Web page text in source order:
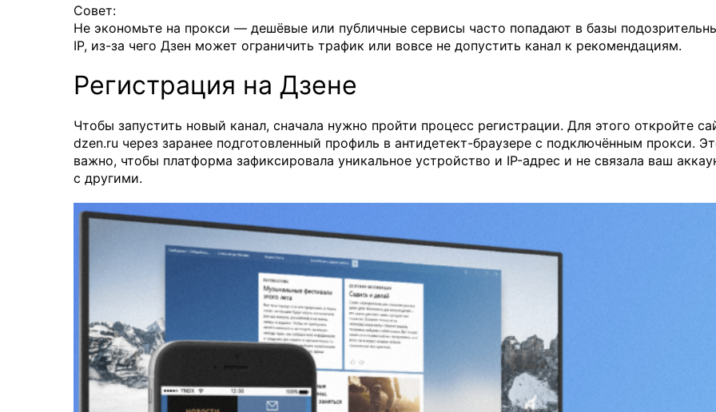
Совет:
Не экономьте на прокси — дешёвые или публичные сервисы часто попадают в базы
IP, из-за чего Дзен может ограничить трафик или вовсе не допустить канал к рекомендациям.
Регистрация на Дзене
Чтобы запустить новый канал, сначала нужно пройти процесс регистрации. Для этого откройте
dzen.ru через заранее подготовленный профиль в антидетект-браузере с подключённым прокси.
важно, чтобы платформа зафиксировала уникальное устройство и IP-адрес и не связала ваш
с другими.